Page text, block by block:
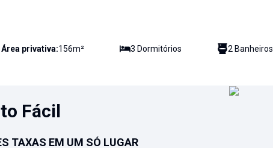
Área privativa:156m² 3 Dormitórios 2 Banheiros
Fácil
TAXAS EM UM SÓ LUGAR